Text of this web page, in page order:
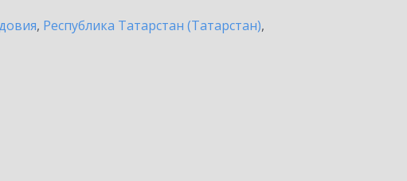
, Республика Татарстан (Татарстан),